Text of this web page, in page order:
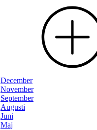
December
November
September
Augusti
Juni
Maj